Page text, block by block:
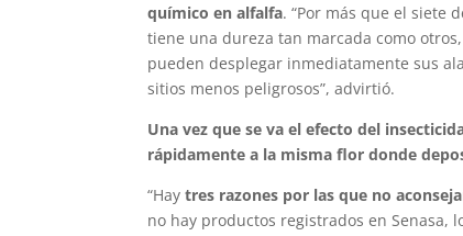
químico en alfalfa. “Por más que el siete
tiene una dureza tan marcada como
pueden desplegar inmediatamente sus
sitios menos peligrosos”, advirtió.
Una vez que se va el efecto del
rápidamente a la misma flor donde
“Haytres razones por las que no
no hay productos registrados en